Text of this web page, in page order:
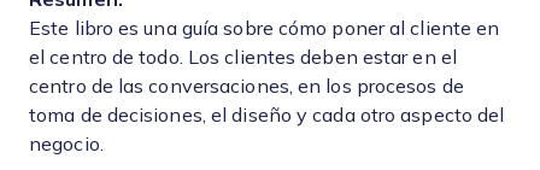
Este libro es una guía sobre cómo poner al cliente en
el centro de todo. Los clientes deben estar en el
centro de las conversaciones, en los procesos de
toma de decisiones, el diseño y cada otro aspecto del
negocio.